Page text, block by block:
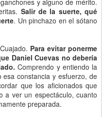
y alguno de mérito.
Salir de la suerte, qué
. Un pinchazo en el sótano
Para evitar ponerme
Daniel Cuevas no debería
Comprendo y entiendo la
constancia y esfuerzo, de
que los aficionados que
a ver un espectáculo, cuanto
preparada.